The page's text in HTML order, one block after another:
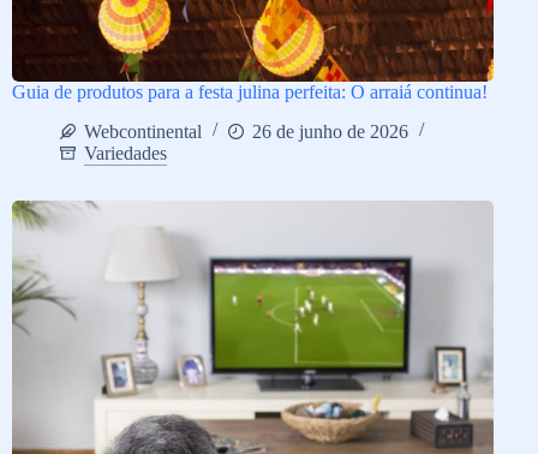
Guia de produtos para a festa julina perfeita: O arraiá continua!
Webcontinental
26 de junho de 2026
Variedades